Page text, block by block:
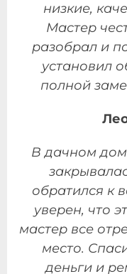
низкие,
Мастер
разобрал и
установил
полной
В дачном
обратился к
уверен, что
мастер все
место.
деньги и